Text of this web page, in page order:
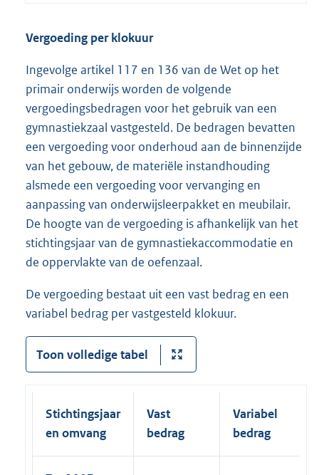
Vergoeding per klokuur
Ingevolge artikel 117 en 136 van de Wet op het
primair onderwijs worden de volgende
vergoedingsbedragen voor het gebruik van een
gymnastiekzaal vastgesteld. De bedragen bevatten
een vergoeding voor onderhoud aan de binnenzijde
van het gebouw, de materiële instandhouding
alsmede een vergoeding voor vervanging en
aanpassing van onderwijsleerpakket en meubilair.
De hoogte van de vergoeding is afhankelijk van het
stichtingsjaar van de gymnastiekaccommodatie en
de oppervlakte van de oefenzaal.
De vergoeding bestaat uit een vast bedrag en een
variabel bedrag per vastgesteld klokuur.
Toon volledige tabel
Stichtingsjaar
en omvang
Vast
bedrag
Variabel
bedrag